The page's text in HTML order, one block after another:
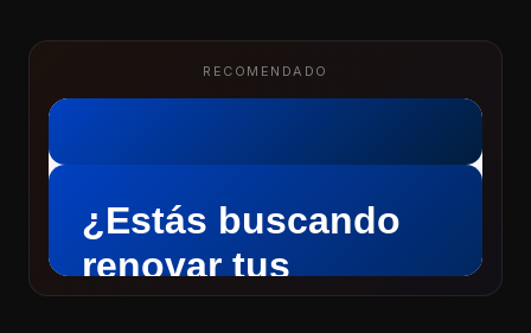
RECOMENDADO